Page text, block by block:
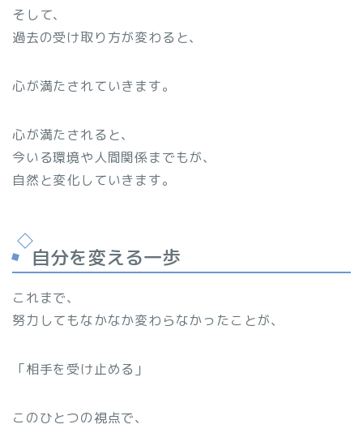
そして、
過去の受け取り方が変わると、
心が満たされていきます。
心が満たされると、
今いる環境や人間関係までもが、
自然と変化していきます。
自分を変える一歩
これまで、
努力してもなかなか変わらなかったことが、
「相手を受け止める」
このひとつの視点で、